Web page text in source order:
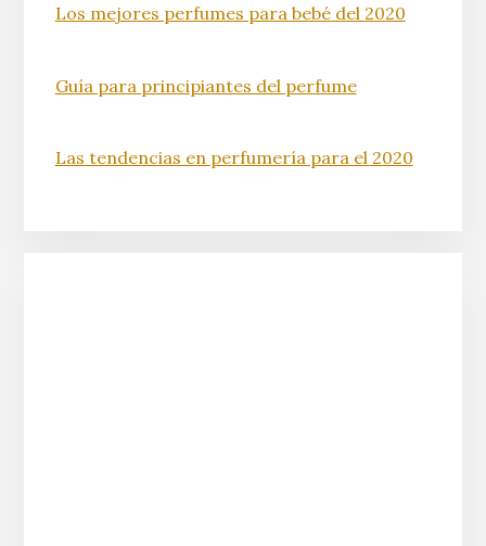
Los mejores perfumes para bebé del 2020
Guía para principiantes del perfume
Las tendencias en perfumería para el 2020